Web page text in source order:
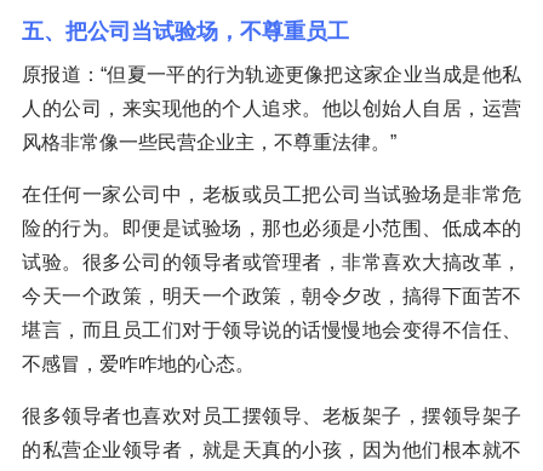
五、把公司当试验场，不尊重员工
原报道：“但夏一平的行为轨迹更像把这家企业当成是他私
人的公司，来实现他的个人追求。他以创始人自居，运营
风格非常像一些民营企业主，不尊重法律。”
在任何一家公司中，老板或员工把公司当试验场是非常危
险的行为。即便是试验场，那也必须是小范围、低成本的
试验。很多公司的领导者或管理者，非常喜欢大搞改革，
今天一个政策，明天一个政策，朝令夕改，搞得下面苦不
堪言，而且员工们对于领导说的话慢慢地会变得不信任、
不感冒，爱咋咋地的心态。
很多领导者也喜欢对员工摆领导、老板架子，摆领导架子
的私营企业领导者，就是天真的小孩，因为他们根本就不